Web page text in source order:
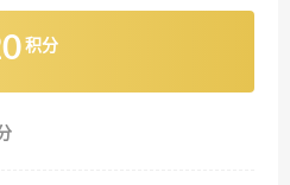
积分